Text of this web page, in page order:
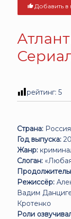
Добавить
рейтинг: 5
Страна: Россия
Год выпуска:
Жанр:
Слоган:
Режиссёр:
Вадим
Кротенко
Роли